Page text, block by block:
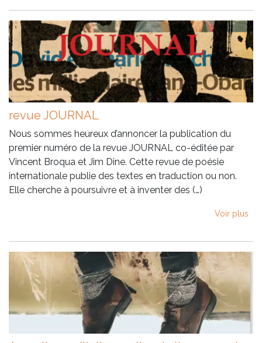
revue JOURNAL
Nous sommes heureux d’annoncer la publication du
premier numéro de la revue JOURNAL co-éditée par
Vincent Broqua et Jim Dine. Cette revue de poésie
internationale publie des textes en traduction ou non.
Elle cherche à poursuivre et à inventer des (…)
Voir plus